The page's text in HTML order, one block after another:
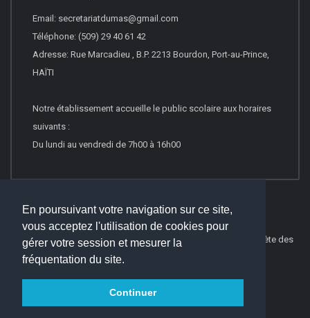
En poursuivant votre navigation sur ce site,
vous acceptez l'utilisation de cookies pour
gérer votre session et mesurer la
fréquentation du site.
Continuer
Email: secretariatdumas@gmail.com
Téléphone: (509) 29 40 61 42
Adresse: Rue Marcadieu , B.P. 2213 Bourdon, Port-au-Prince,
HAÏTI
Notre établissement accueille le public scolaire aux horaires
suivants :
Du lundi au vendredi de 7h00 à 16h00
© 2016 Websco Innovations -Mentions Légales
Liste Complète des